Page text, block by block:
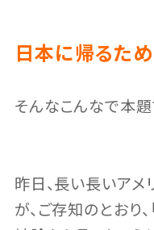
日本に帰るた
そんなこんなで本題
昨日、長い長いア
が、ご存知のとおり、